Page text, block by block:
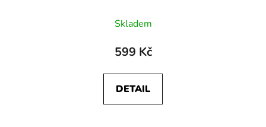
Skladem
599 Kč
DETAIL